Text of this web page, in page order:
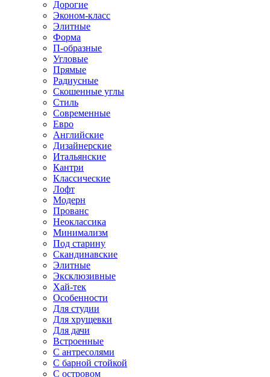
Дорогие
Эконом-класс
Элитные
Форма
П-образные
Угловые
Прямые
Радиусные
Скошенные углы
Стиль
Современные
Евро
Английские
Дизайнерские
Итальянские
Кантри
Классические
Лофт
Модерн
Прованс
Неоклассика
Минимализм
Под старину
Скандинавские
Элитные
Эксклюзивные
Хай-тек
Особенности
Для студии
Для хрущевки
Для дачи
Встроенные
С антресолями
С барной стойкой
С островом